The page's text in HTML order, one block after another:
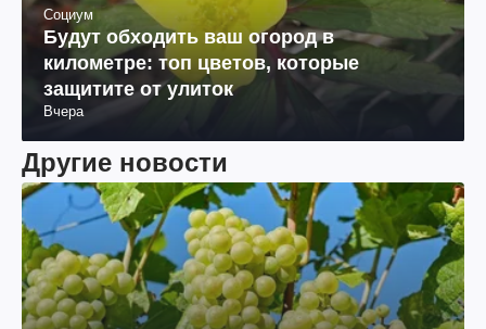
Социум
Будут обходить ваш огород в
километре: топ цветов, которые
защитите от улиток
Вчера
Другие новости